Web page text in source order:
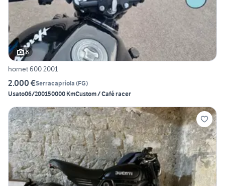
6
hornet 600 2001
2.000 €Serracapriola (FG)
Usato06/200150000 KmCustom / Café racer